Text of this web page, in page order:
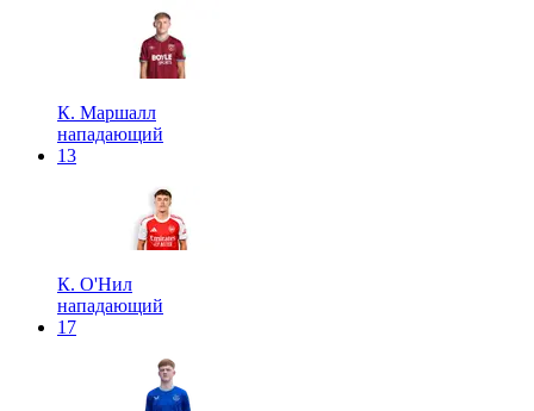
К. Маршалл
нападающий
13
К. О'Нил
нападающий
17